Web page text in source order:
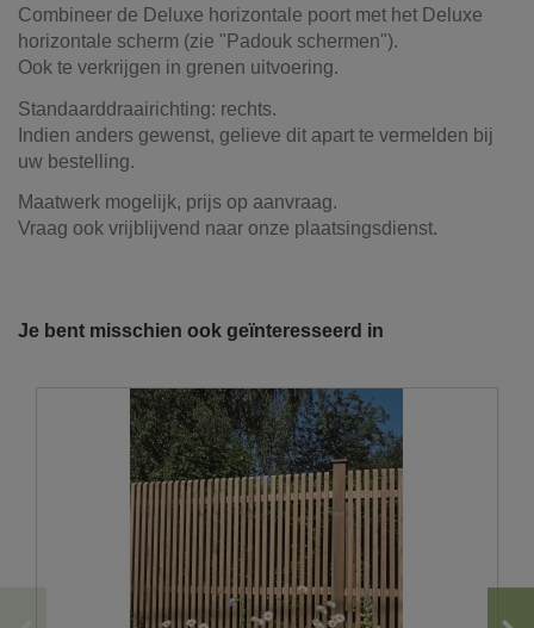
Combineer de Deluxe horizontale poort met het Deluxe
horizontale scherm (zie "Padouk schermen").
Ook te verkrijgen in grenen uitvoering.
Standaarddraairichting: rechts.
Indien anders gewenst, gelieve dit apart te vermelden bij
uw bestelling.
Maatwerk mogelijk, prijs op aanvraag.
Vraag ook vrijblijvend naar onze plaatsingsdienst.
grond, grind, schors, ...
uitbreiden en moderniseren van ons wagenpark. We
beschikken over de modernste trucks, die voldoen aan de
strengste milieunormen. Wij hebben verschillende kippers
en kraanwagens ter uwer beschikking met variërende
laadvolumes en -vermogens. De laadvolumes kunnen
variëren van 10m³ tot 30m³.
U wenst graag een losse levering?
Hiervoor moet er voldoende plaats zijn om achteruit
Je bent misschien ook geïnteresseerd in